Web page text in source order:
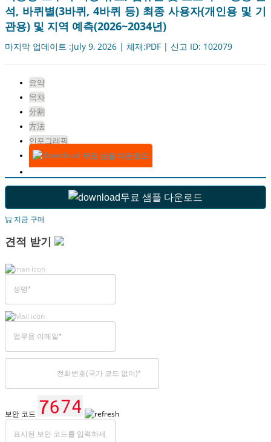
석, 바퀴별(3바퀴, 4바퀴 등) 최종 사용자(개인용 및 기
관용) 및 지역 예측(2026~2034년)
마지막 업데이트 :July 9, 2026 | 체재:PDF | 신고 ID: 102079
요약
목차
分割
方法
인포그래픽
무료 샘플 다운로드
무료 샘플 다운로드
지금 구매
견적 받기
보안 코드